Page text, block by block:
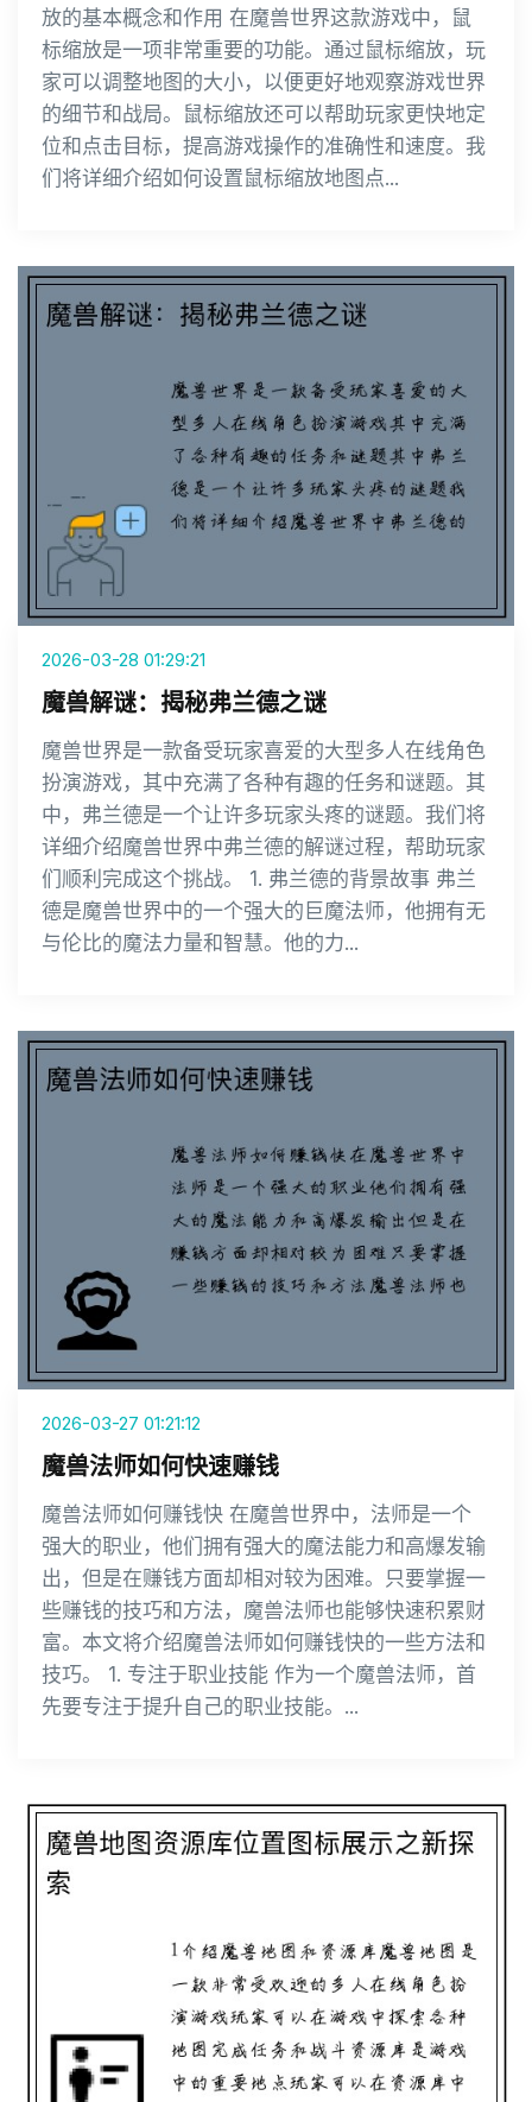
放的基本概念和作用 在魔兽世界这款游戏中，鼠
标缩放是一项非常重要的功能。通过鼠标缩放，玩
家可以调整地图的大小，以便更好地观察游戏世界
的细节和战局。鼠标缩放还可以帮助玩家更快地定
位和点击目标，提高游戏操作的准确性和速度。我
们将详细介绍如何设置鼠标缩放地图点...
2026-03-28 01:29:21
魔兽解谜：揭秘弗兰德之谜
魔兽世界是一款备受玩家喜爱的大型多人在线角色
扮演游戏，其中充满了各种有趣的任务和谜题。其
中，弗兰德是一个让许多玩家头疼的谜题。我们将
详细介绍魔兽世界中弗兰德的解谜过程，帮助玩家
们顺利完成这个挑战。 1. 弗兰德的背景故事 弗兰
德是魔兽世界中的一个强大的巨魔法师，他拥有无
与伦比的魔法力量和智慧。他的力...
2026-03-27 01:21:12
魔兽法师如何快速赚钱
魔兽法师如何赚钱快 在魔兽世界中，法师是一个
强大的职业，他们拥有强大的魔法能力和高爆发输
出，但是在赚钱方面却相对较为困难。只要掌握一
些赚钱的技巧和方法，魔兽法师也能够快速积累财
富。本文将介绍魔兽法师如何赚钱快的一些方法和
技巧。 1. 专注于职业技能 作为一个魔兽法师，首
先要专注于提升自己的职业技能。...